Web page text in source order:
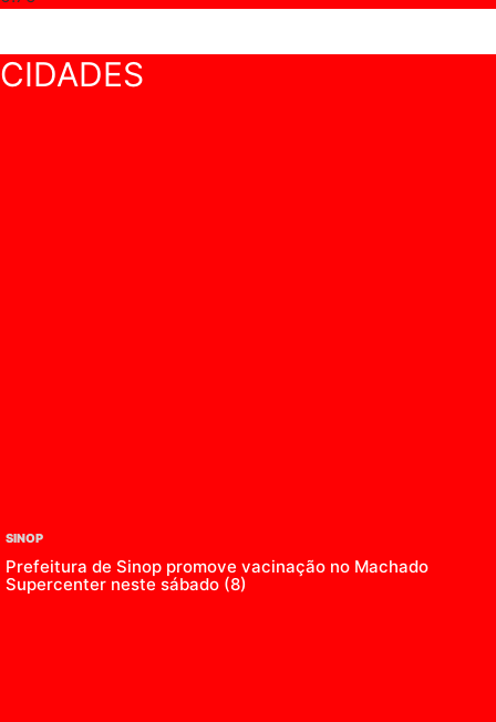
CIDADES
SINOP
Prefeitura de Sinop promove vacinação no Machado
Supercenter neste sábado (8)